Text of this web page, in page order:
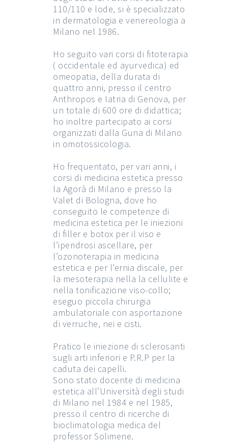
110/110 e lode, si è specializzato
in dermatologia e venereologia a
Milano nel 1986.
Ho seguito vari corsi di fitoterapia
( occidentale ed ayurvedica) ed
omeopatia, della durata di
quattro anni, presso il centro
Anthropos e Iatria di Genova, per
un totale di 600 ore di didattica;
ho inoltre partecipato ai corsi
organizzati dalla Guna di Milano
in omotossicologia.
Ho frequentato, per vari anni, i
corsi di medicina estetica presso
la Agorà di Milano e presso la
Valet di Bologna, dove ho
conseguito le competenze di
medicina estetica per le iniezioni
di filler e botox per il viso e
l’iperidrosi ascellare, per
l’ozonoterapia in medicina
estetica e per l’ernia discale, per
la mesoterapia nella la cellulite e
nella tonificazione viso-collo;
eseguo piccola chirurgia
ambulatoriale con asportazione
di verruche, nei e cisti.
Pratico le iniezione di sclerosanti
sugli arti inferiori e P.R.P per la
caduta dei capelli.
Sono stato docente di medicina
estetica all’Università degli studi
di Milano nel 1984 e nel 1985,
presso il centro di ricerche di
bioclimatologia medica del
professor Solimene.